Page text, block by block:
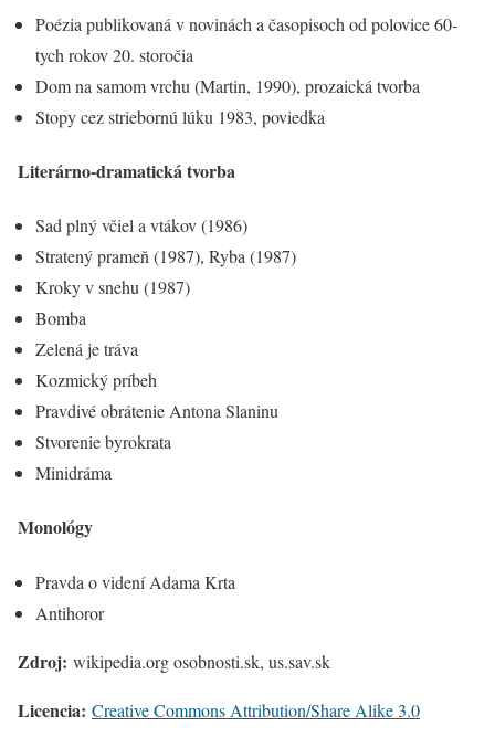
Poézia publikovaná v novinách a časopisoch od polovice 60-
tych rokov 20. storočia
Dom na samom vrchu (Martin, 1990), prozaická tvorba
Stopy cez striebornú lúku 1983, poviedka
Literárno-dramatická tvorba
Sad plný včiel a vtákov (1986)
Stratený prameň (1987), Ryba (1987)
Kroky v snehu (1987)
Bomba
Zelená je tráva
Kozmický príbeh
Pravdivé obrátenie Antona Slaninu
Stvorenie byrokrata
Minidráma
Monológy
Pravda o videní Adama Krta
Antihoror
Zdroj: wikipedia.org osobnosti.sk, us.sav.sk
Licencia: Creative Commons Attribution/Share Alike 3.0